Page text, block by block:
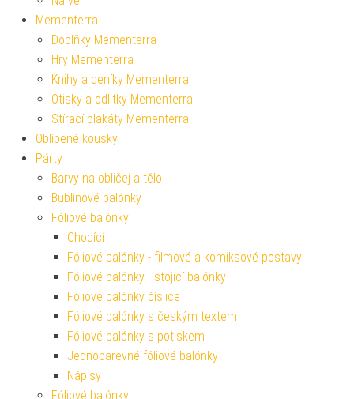
Mementerra
Doplňky Mementerra
Hry Mementerra
Knihy a deníky Mementerra
Otisky a odlitky Mementerra
Stírací plakáty Mementerra
Oblíbené kousky
Párty
Barvy na obličej a tělo
Bublinové balónky
Fóliové balónky
Chodící
Fóliové balónky - filmové a komiksové postavy
Fóliové balónky - stojící balónky
Fóliové balónky číslice
Fóliové balónky s českým textem
Fóliové balónky s potiskem
Jednobarevné fóliové balónky
Nápisy
Fóliové balónky